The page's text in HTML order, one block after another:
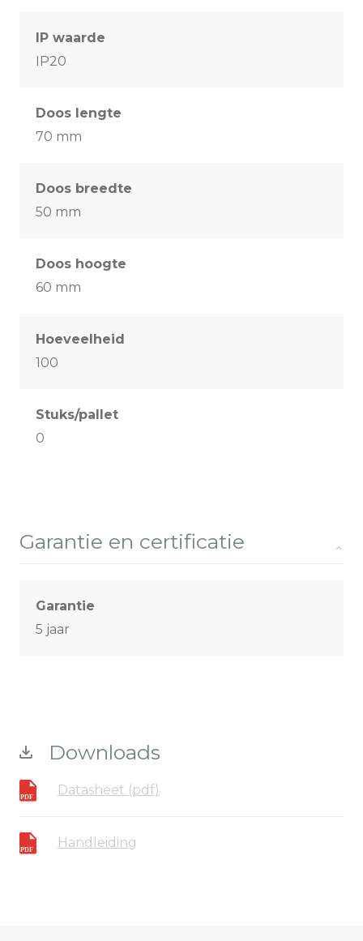
IP waarde
IP20
Doos lengte
70 mm
Doos breedte
50 mm
Doos hoogte
60 mm
Hoeveelheid
100
Stuks/pallet
0
Garantie en certificatie
Garantie
5 jaar
Downloads
Datasheet (pdf)
Handleiding